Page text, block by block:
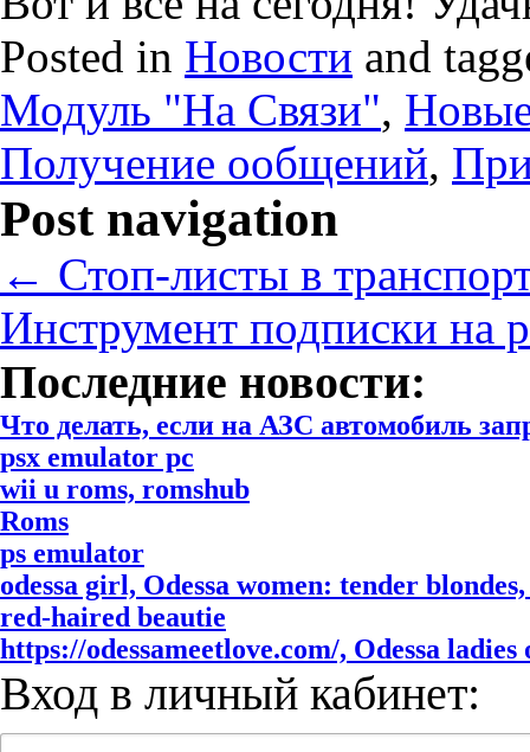
Posted in Новости and
Модуль "На Связи",
Получение ообщений,
Post navigation
← Стоп-листы в
Инструмент подписки на
Последние новости:
Что делать, если на АЗС автомобиль
psx emulator pc
wii u roms, romshub
Roms
ps emulator
odessa girl, Odessa women: tender
red-haired beautie
https://odessameetlove.com/, Odessa
Вход в личный кабинет: